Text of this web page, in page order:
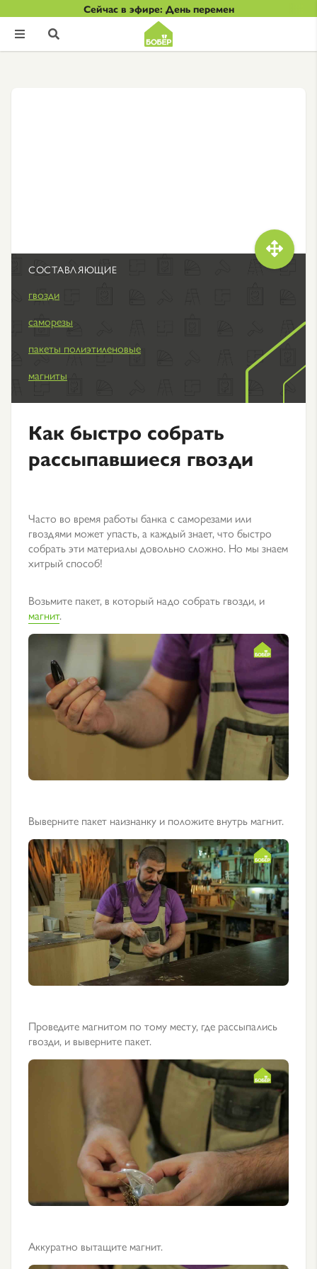
Сейчас в эфире: День перемен
 

СОСТАВЛЯЮЩИЕ
гвозди
саморезы
пакеты полиэтиленовые
магниты
Как быстро собрать
рассыпавшиеся гвозди
Часто во время работы банка с саморезами или
гвоздями может упасть, а каждый знает, что быстро
собрать эти материалы довольно сложно. Но мы знаем
хитрый способ!
Возьмите пакет, в который надо собрать гвозди, и
магнит.
Выверните пакет наизнанку и положите внутрь магнит.
Проведите магнитом по тому месту, где рассыпались
гвозди, и выверните пакет.
Аккуратно вытащите магнит.